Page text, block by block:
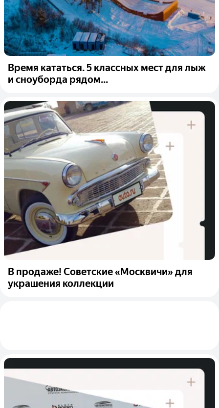
Время кататься. 5 классных мест для лыж
и сноуборда рядом...
В продаже! Советские «Москвичи» для
украшения коллекции